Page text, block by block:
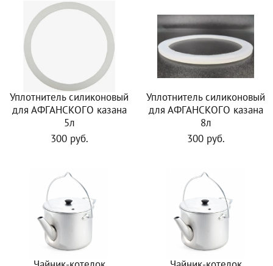
Уплотнитель силиконовый
для АФГАНСКОГО казана
5л
300 руб.
Уплотнитель силиконовый
для АФГАНСКОГО казана
8л
300 руб.